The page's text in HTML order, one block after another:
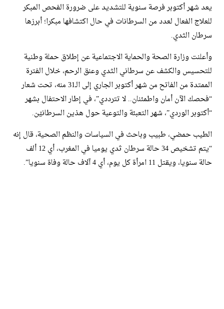
يعد شهر أكتوبر فرصة سنوية للتشديد على ضرورة الفحص المبكر
للعلاج الفعال لعدد من السرطانات في حال اكتشافها مبكرا؛ أبرزها
سرطان الثدي.
وأعلنت وزارة الصحة والحماية الاجتماعية عن إطلاق حملة وطنية
للتحسيس والكشف عن سرطاني الثدي وعنق الرحم، خلال الفترة
الممتدة من الفاتح من شهر أكتوبر الجاري إلى الـ31 منه، تحت شعار
“فحصك الآن أمان واطمئنان.. لا تترددي”، في إطار الاحتفال بشهر
“أكتوبر الوردي”، شهر التعبئة والتوعية حول هذين السرطانيْن.
الطيب حمضي، طبيب وباحث في السياسات والنظم الصحية، قال إنه
“يتم تشخيص 34 حالة سرطان ثدي يوميا في المغرب، أي 12 ألف
حالة سنويا، ويقتل 11 امرأة كل يوم، أي 4 آلاف حالة وفاة سنويا”.